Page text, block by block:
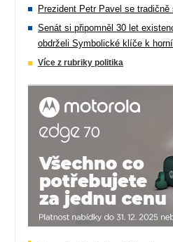
Prezident Petr Pavel se
Senát si připomněl 30 let
obdrželi Symbolické klíče k
Více z rubriky politika